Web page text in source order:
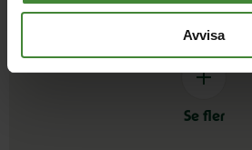
Avvisa
Se fler